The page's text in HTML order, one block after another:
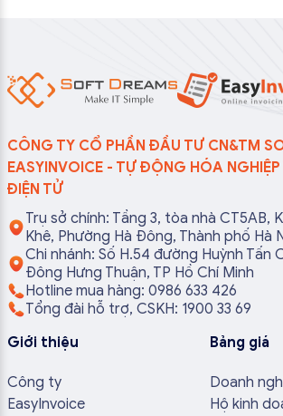
CÔNG TY CỔ PHẦN ĐẦU TƯ CN&TM
EASYINVOICE - TỰ ĐỘNG HÓA
ĐIỆN TỬ
Trụ sở chính: Tầng 3, tòa nhà CT5AB,
Khê, Phường Hà Đông, Thành phố Hà
Chi nhánh: Số H.54 đường Huỳnh Tấn
Đông Hưng Thuận, TP Hồ Chí Minh
Hotline mua hàng: 0986 633 426
Tổng đài hỗ trợ, CSKH: 1900 33 69
Giới thiệu
Công ty
EasyInvoice
Bảng giá
Doanh
Hộ kinh